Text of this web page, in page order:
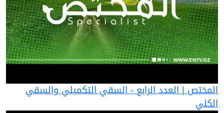
المختص | العدد الرابع - السقي التكميلي والسقي
الكلي